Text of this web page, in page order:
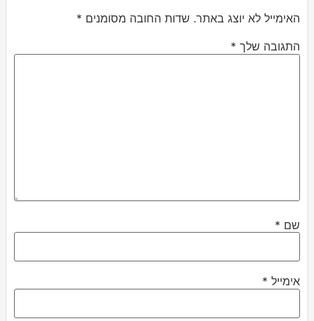
האימייל לא יוצג באתר. שדות החובה מסומנים *
התגובה שלך *
שם *
אימייל *